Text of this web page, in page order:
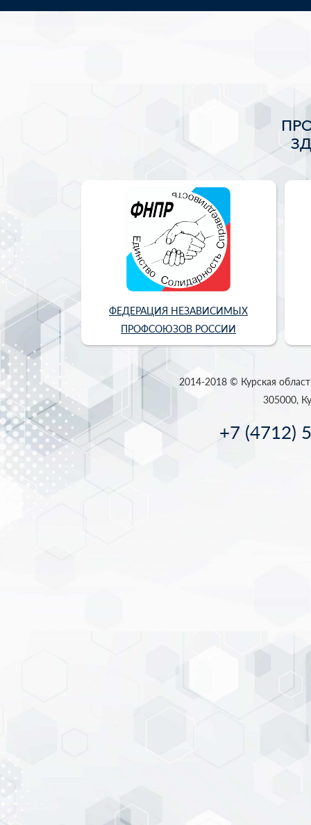
ФЕДЕРАЦИЯ НЕЗАВИСИМЫХ
ПРОФСОЮЗОВ РОССИИ
2014-2018 © Курская
305000,
+7 (4712)